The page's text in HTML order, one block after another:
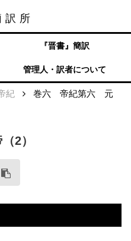
訳所
『晋書』簡訳
管理人・訳者について
紀
巻六 帝紀第六 元
2）
訳所